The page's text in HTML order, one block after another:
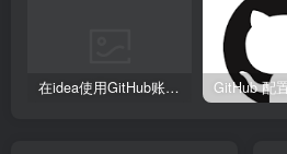
在idea使用GitHub账号、Copilot异常